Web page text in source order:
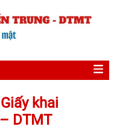
khai
DTMT